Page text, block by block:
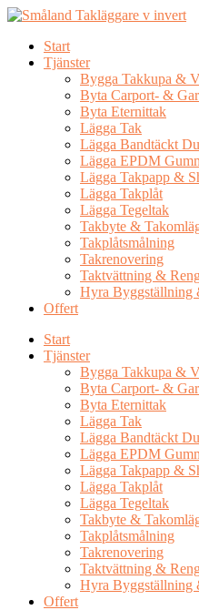
Skip
contentStart
Tjänster
Bygga Takkupa &
Byta Carport- &
Byta Eternittak
Lägga Tak
Lägga Bandtäckt
Lägga EPDM
Lägga Takpapp &
Lägga Takplåt
Lägga Tegeltak
Takbyte &
Takplåtsmålning
Takrenovering
Taktvättning &
Hyra Byggställning
Offert
Start
Tjänster
Bygga Takkupa &
Byta Carport- &
Byta Eternittak
Lägga Tak
Lägga Bandtäckt
Lägga EPDM
Lägga Takpapp &
Lägga Takplåt
Lägga Tegeltak
Takbyte &
Takplåtsmålning
Takrenovering
Taktvättning &
Hyra Byggställning
Offert